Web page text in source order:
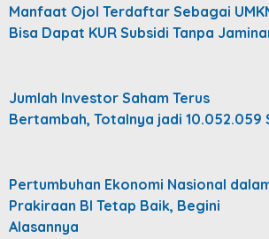
Manfaat Ojol Terdaftar Sebagai
Bisa Dapat KUR Subsidi Tanpa
Jumlah Investor Saham Terus
Bertambah, Totalnya jadi 10.052.059
Pertumbuhan Ekonomi Nasional
Prakiraan BI Tetap Baik, Begini
Alasannya